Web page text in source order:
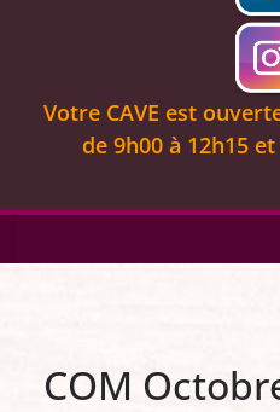
Votre CAVE est
de 9h00 à 12h15
COM